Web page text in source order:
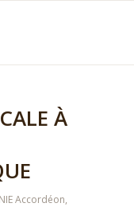
À
Accordéon,